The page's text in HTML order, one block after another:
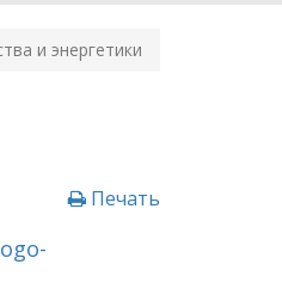
и энергетики
Печать